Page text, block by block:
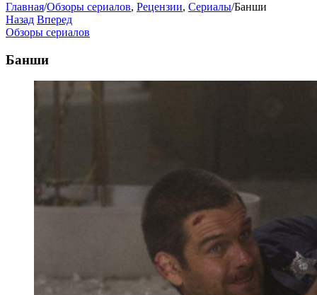
Главная/Обзоры сериалов, Рецензии, Сериалы/Банши
Назад Вперед
Обзоры сериалов
Банши